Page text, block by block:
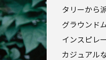
タリーから
グラウンド
インスピレ
カジュアル